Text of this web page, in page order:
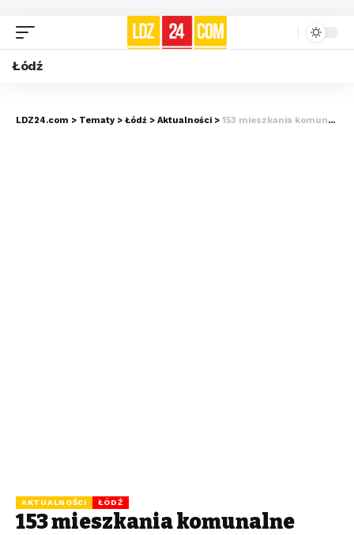
Łódź
LDZ24.com > Tematy > Łódź > Aktualności > 153 mieszkania komunalne przy Pabianickiej. Zobacz WIZUALIZACJE
AKTUALNOŚCI ŁÓDŹ
153 mieszkania komunalne